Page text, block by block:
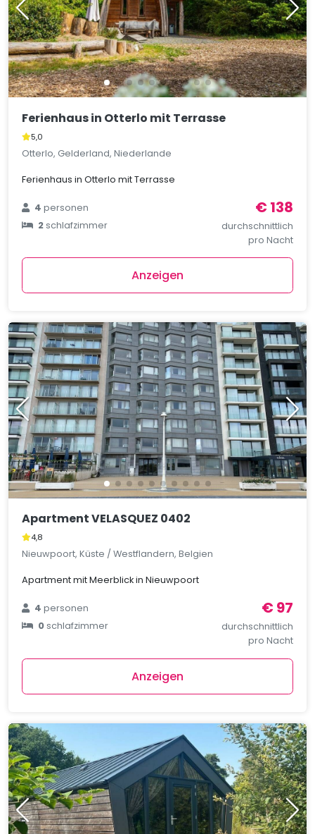
Ferienhaus in Otterlo mit Terrasse
5,0
Otterlo, Gelderland, Niederlande
Ferienhaus in Otterlo mit Terrasse
4personen
2schlafzimmer
€ 138
durchschnittlich
pro Nacht
Anzeigen
Apartment VELASQUEZ 0402
4,8
Nieuwpoort, Küste / Westflandern, Belgien
Apartment mit Meerblick in Nieuwpoort
4personen
0schlafzimmer
€ 97
durchschnittlich
pro Nacht
Anzeigen